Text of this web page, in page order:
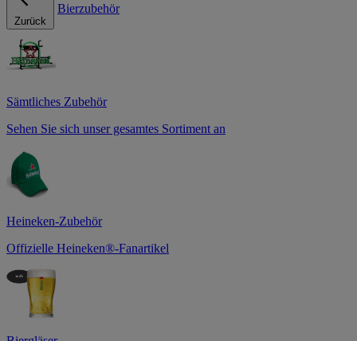
Zurück
Bierzubehör
Sämtliches Zubehör
Sehen Sie sich unser gesamtes Sortiment an
Heineken-Zubehör
Offizielle Heineken®-Fanartikel